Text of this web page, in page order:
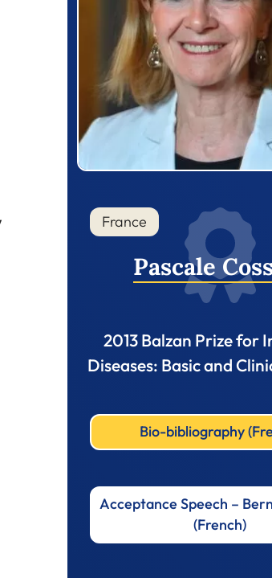
France
Pascale
2013 Balzan Prize for
Diseases: Basic and
Bio-bibliography
Acceptance Speech –
(French)